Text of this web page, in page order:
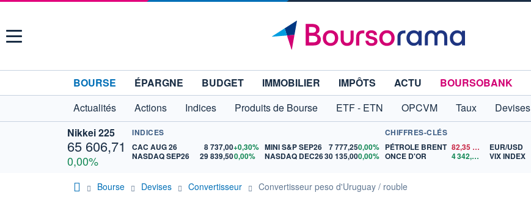
Menu
BOURSE ÉPARGNE BUDGET IMMOBILIER IMPÔTS ACTU
BOURSOBANK
Actualités
Actions Indices Produits de Bourse ETF - ETN OPCVM Taux Devises
Nikkei 225
65 606,71
0,00%
INDICES
CAC AUG 26
8 737,00+0,30%
NASDAQ SEP26
29 839,500,00%
MINI S&P SEP26 7 777,250,00%
NASDAQ DEC2630 135,000,00%
CHIFFRES-CLÉS
PÉTROLE BRENT 82,35
ONCE D'OR
4 342,26 $US
EUR/USD
VIX INDEX
Bourse Devises Convertisseur Convertisseur peso d'Uruguay / rouble